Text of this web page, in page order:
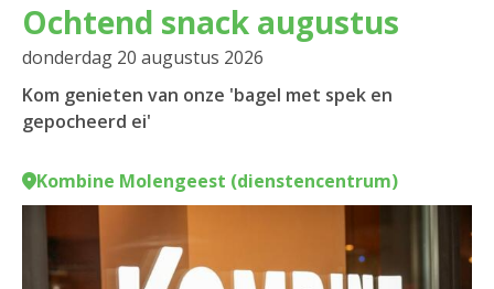
Ochtend snack augustus
donderdag 20 augustus 2026
Kom genieten van onze 'bagel met spek en
gepocheerd ei'
Kombine Molengeest (dienstencentrum)